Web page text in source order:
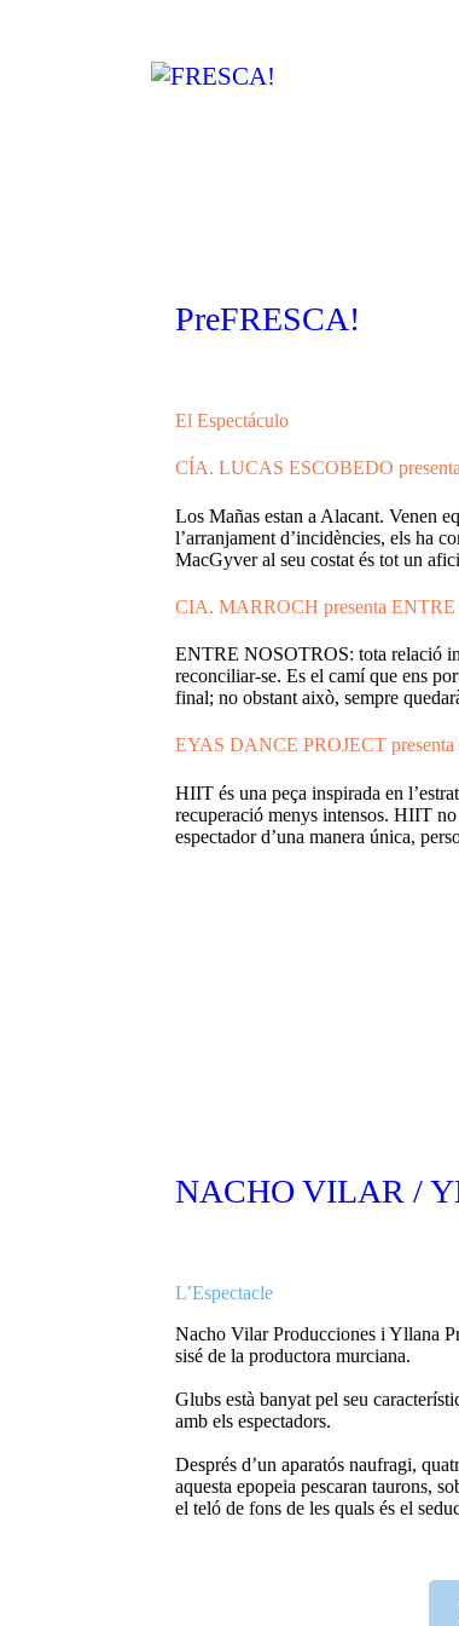
PreFRESCA!
El Espectáculo
CÍA. LUCAS ESCOBEDO
Los Mañas estan a Alacant. Venen
l’arranjament d’incidències, els ha
MacGyver al seu costat és tot un
CIA. MARROCH presenta
ENTRE NOSOTROS: tota relació
reconciliar-se. Es el camí que ens
final; no obstant això, sempre
EYAS DANCE PROJECT
HIIT és una peça inspirada en
recuperació menys intensos. HIIT no
espectador d’una manera única,
NACHO VILAR /
L’Espectacle
Nacho Vilar Producciones i Yllana
sisé de la productora murciana.
Glubs està banyat pel seu
amb els espectadors.
Després d’un aparatós naufragi,
aquesta epopeia pescaran taurons,
el teló de fons de les quals és el